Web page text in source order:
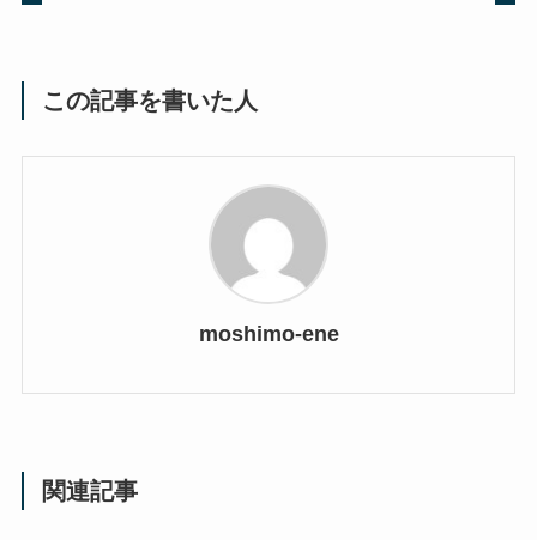
この記事を書いた人
moshimo-ene
関連記事